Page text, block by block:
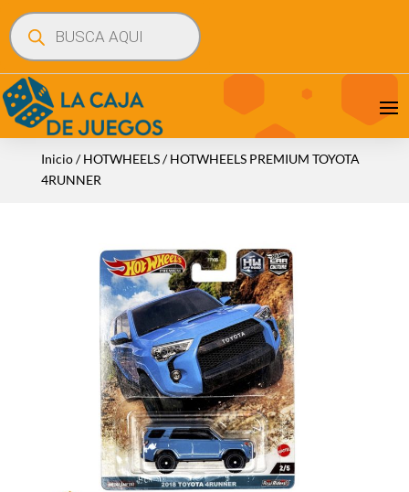
Búsqueda
de
productos
Inicio/HOTWHEELS/ HOTWHEELS PREMIUM TOYOTA
4RUNNER